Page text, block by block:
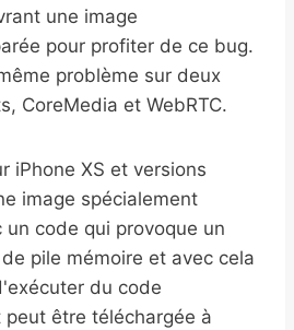
une image
pour profiter de ce bug.
problème sur deux
CoreMedia et WebRTC.
iPhone XS et versions
image spécialement
un code qui provoque un
pile mémoire et avec cela
du code
être téléchargée à